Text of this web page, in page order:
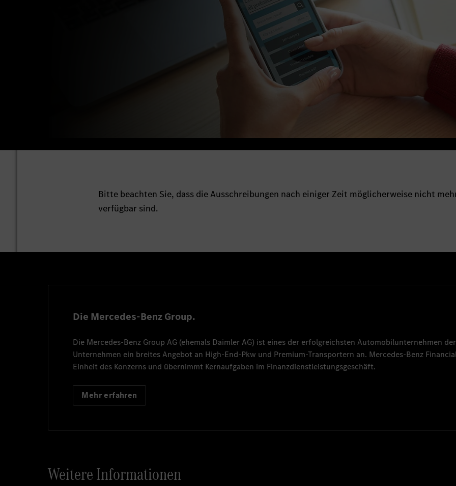
Bitte beachten Sie, dass die Ausschreibungen nach einiger Zeit möglicherweise nicht
verfügbar sind.
Die Mercedes-Benz Group.
Die Mercedes-Benz Group AG (ehemals Daimler AG) ist eines der erfolgreichsten Automobilunternehmen
Unternehmen ein breites Angebot an High-End-Pkw und Premium-Transportern an. Mercedes-Benz
Einheit des Konzerns und übernimmt Kernaufgaben im Finanzdienstleistungsgeschäft.
Mehr erfahren
Weitere Informationen